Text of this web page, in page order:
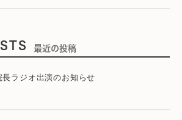
最近の投稿
ラジオ出演のお知らせ